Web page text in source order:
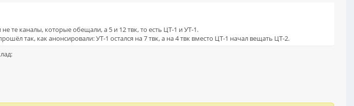
те каналы, которые обещали, а 5 и 12 твк, то есть ЦТ-1 и УТ-1.
так, как анонсировали: УТ-1 остался на 7 твк, а на 4 твк вместо ЦТ-1 начал вещать ЦТ-2.